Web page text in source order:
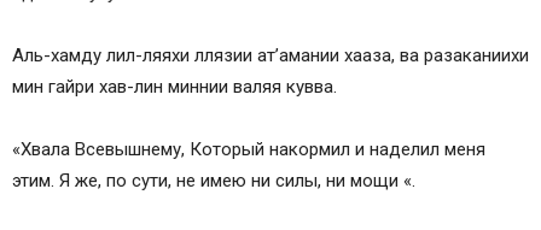
Аль-хамду лил-ляяхи ллязии ат’амании хааза, ва разаканиихи
мин гайри хав-лин миннии валяя кувва.
«Хвала Всевышнему, Который накормил и наделил меня
этим. Я же, по сути, не имею ни силы, ни мощи «.